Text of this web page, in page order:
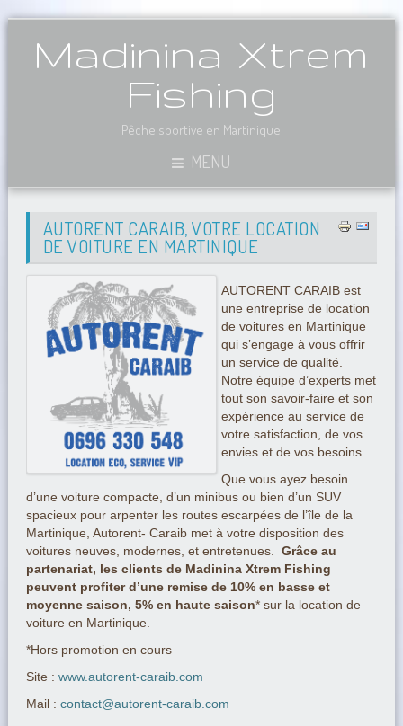
Madinina Xtrem
Fishing
Pêche sportive en Martinique
MENU
AUTORENT CARAIB, VOTRE LOCATION
DE VOITURE EN MARTINIQUE
AUTORENT CARAIB est
une entreprise de location
de voitures en Martinique
qui s’engage à vous offrir
un service de qualité.
Notre équipe d’experts met
tout son savoir-faire et son
expérience au service de
votre satisfaction, de vos
envies et de vos besoins.
Que vous ayez besoin
d’une voiture compacte, d’un minibus ou bien d’un SUV
spacieux pour arpenter les routes escarpées de l’île de la
Martinique, Autorent- Caraib met à votre disposition des
voitures neuves, modernes, et entretenues. Grâce au
partenariat, les clients de Madinina Xtrem Fishing
peuvent profiter d’une remise de 10% en basse et
moyenne saison, 5% en haute saison* sur la location de
voiture en Martinique.
*Hors promotion en cours
Site : www.autorent-caraib.com
Mail : contact@autorent-caraib.com